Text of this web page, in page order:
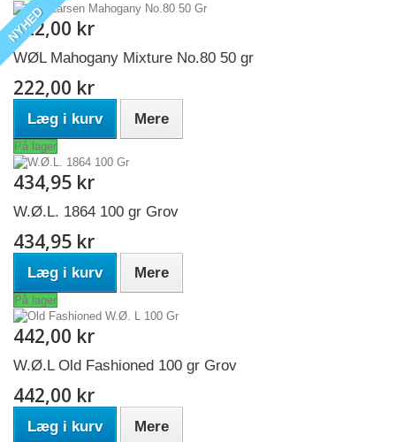
222,00 kr
NYHED
WØL Mahogany Mixture No.80 50 gr
222,00 kr
Læg i kurv Mere
På lager
434,95 kr
W.Ø.L. 1864 100 gr Grov
434,95 kr
Læg i kurv Mere
På lager
442,00 kr
W.Ø.L Old Fashioned 100 gr Grov
442,00 kr
Læg i kurv Mere